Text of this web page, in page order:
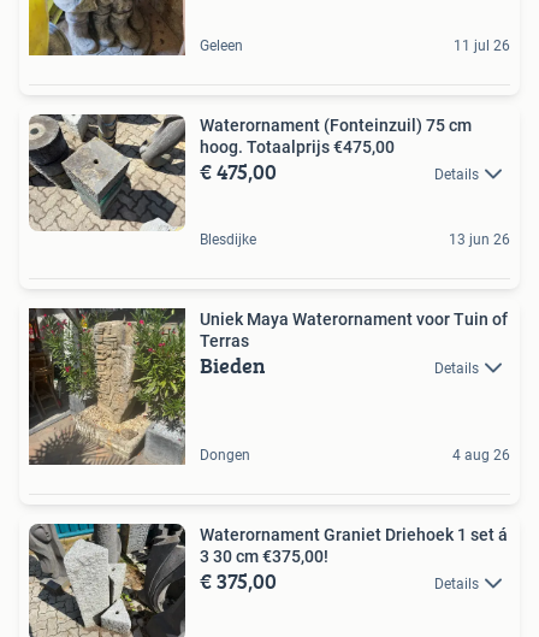
Geleen 11 jul 26
Waterornament (Fonteinzuil) 75 cm
hoog. Totaalprijs €475,00
€ 475,00 Details
Blesdijke 13 jun 26
Uniek Maya Waterornament voor Tuin of
Terras
Bieden Details
Dongen 4 aug 26
Waterornament Graniet Driehoek 1 set á
3 30 cm €375,00!
€ 375,00 Details